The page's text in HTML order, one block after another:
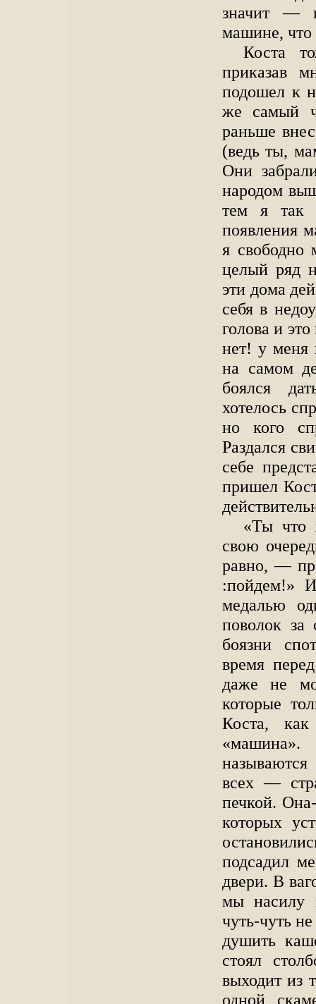
значит —
машине, что
Коста
приказав
подошел к
же самый
раньше
(ведь ты,
Они
народом
тем я так
появления
я свободно
целый ряд
эти дома
себя в
голова и
нет! у меня
на самом
боялся
хотелось
но кого
Раздался
себе
пришел
«Ты что
свою
равно, —
:пойдем!»
медалью
поволок
боязни
время
даже не
которые
Коста,
всех —
печкой.
которых
подсадил
двери. В
мы насилу
чуть-чуть
душить
стоял
выходит из
одной